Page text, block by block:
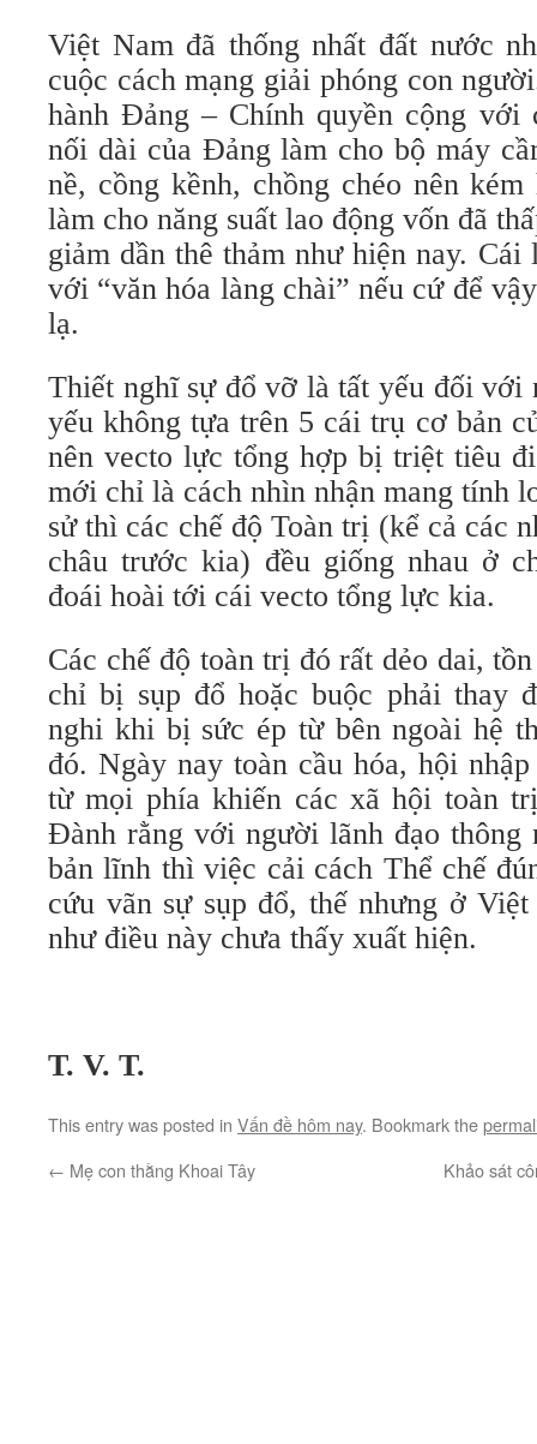
Việt Nam đã thống nhất đất nước
cuộc cách mạng giải phóng con
hành Đảng – Chính quyền cộng
nối dài của Đảng làm cho bộ máy
nề, cồng kềnh, chồng chéo nên
làm cho năng suất lao động vốn đã
giảm dần thê thảm như hiện nay. Cái
với “văn hóa làng chài” nếu cứ để
lạ.
Thiết nghĩ sự đổ vỡ là tất yếu đối với
yếu không tựa trên 5 cái trụ cơ bản
nên vecto lực tổng hợp bị triệt tiêu
mới chỉ là cách nhìn nhận mang tính
sử thì các chế độ Toàn trị (kể cả các
châu trước kia) đều giống nhau ở
đoái hoài tới cái vecto tổng lực kia.
Các chế độ toàn trị đó rất dẻo dai,
chỉ bị sụp đổ hoặc buộc phải thay
nghi khi bị sức ép từ bên ngoài hệ
đó. Ngày nay toàn cầu hóa, hội
từ mọi phía khiến các xã hội toàn
Đành rằng với người lãnh đạo thông
bản lĩnh thì việc cải cách Thể chế
cứu vãn sự sụp đổ, thế nhưng ở
như điều này chưa thấy xuất hiện.
T. V. T.
This entry was posted in Vấn đề hôm nay. Bookmark the
← Mẹ con thằng Khoai Tây Khảo sát